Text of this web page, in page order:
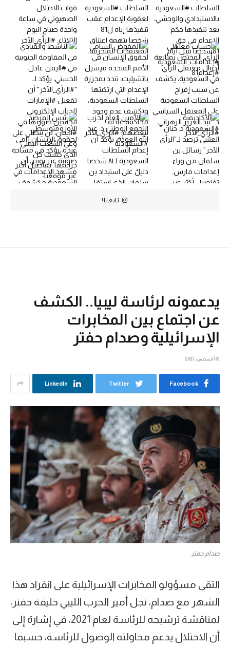
تابعنا!
يدعمونه لرئاسة ليبيا.. الكشف
عن اجتماع بين المخابرات
الإسرائيلية وصدام حفتر
31 أغسطس، 2021
Facebook
Twitter
LinkedIn
صدام حفتر
التقى مسؤولو المخابرات الإسرائيلية على انفراد هذا
الشهر مع صدام، نجل أمير الحرب الليبي خليفة حفتر،
لمناقشة ترشيحه للرئاسة لعام 2021، في إشارة إلى
أن الاحتلال يدعم محاولته الوصول للرئاسة، حسبما